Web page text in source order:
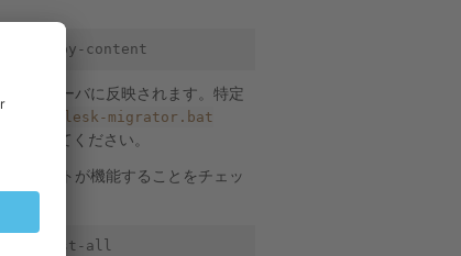
行先サーバに反映されます。特定
plesk-migrator.bat
使用してください。
ジェクトが機能することをチェッ